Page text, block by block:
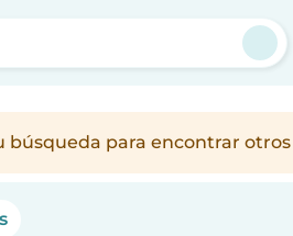
para encontrar